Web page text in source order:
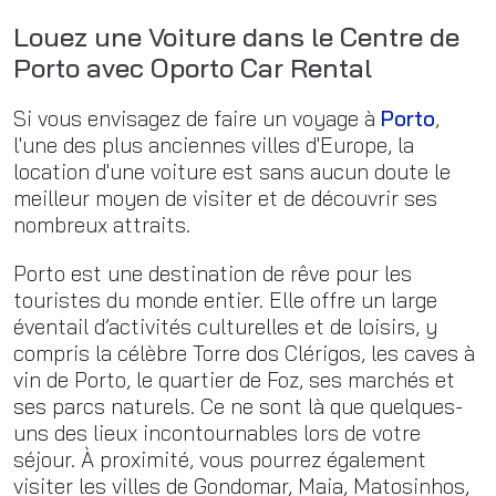
Louez une Voiture dans le Centre de
Porto avec Oporto Car Rental
Si vous envisagez de faire un voyage à Porto,
l'une des plus anciennes villes d'Europe, la
location d'une voiture est sans aucun doute le
meilleur moyen de visiter et de découvrir ses
nombreux attraits.
Porto est une destination de rêve pour les
touristes du monde entier. Elle offre un large
éventail d’activités culturelles et de loisirs, y
compris la célèbre Torre dos Clérigos, les caves à
vin de Porto, le quartier de Foz, ses marchés et
ses parcs naturels. Ce ne sont là que quelques-
uns des lieux incontournables lors de votre
séjour. À proximité, vous pourrez également
visiter les villes de Gondomar, Maia, Matosinhos,